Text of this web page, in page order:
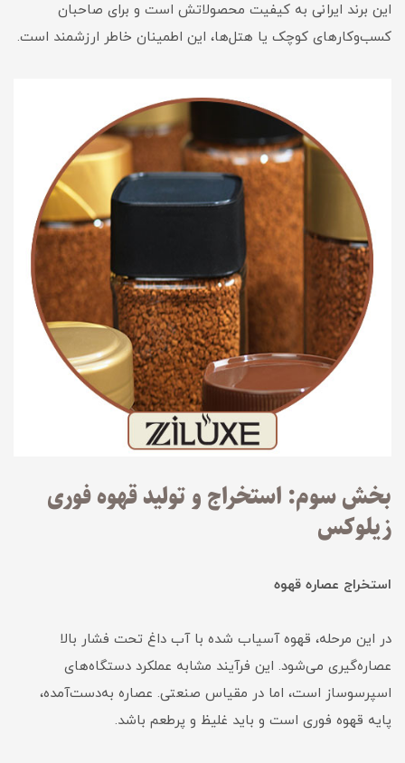
این برند ایرانی به کیفیت محصولاتش است و برای صاحبان
کسب‌وکارهای کوچک یا هتل‌ها، این اطمینان خاطر ارزشمند است.
بخش سوم: استخراج و تولید قهوه فوری
زیلوکس
استخراج عصاره قهوه
در این مرحله، قهوه آسیاب شده با آب داغ تحت فشار بالا
عصاره‌گیری می‌شود. این فرآیند مشابه عملکرد دستگاه‌های
اسپرسوساز است، اما در مقیاس صنعتی. عصاره به‌دست‌آمده،
پایه قهوه فوری است و باید غلیظ و پرطعم باشد.